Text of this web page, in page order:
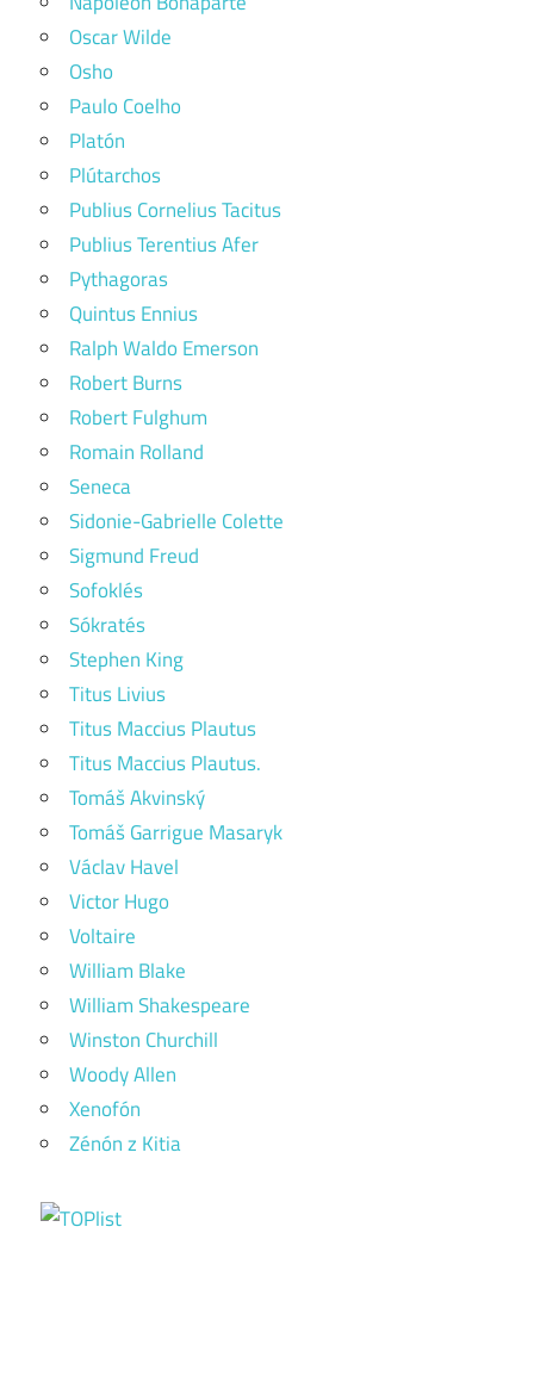
Oscar Wilde
Osho
Paulo Coelho
Platón
Plútarchos
Publius Cornelius Tacitus
Publius Terentius Afer
Pythagoras
Quintus Ennius
Ralph Waldo Emerson
Robert Burns
Robert Fulghum
Romain Rolland
Seneca
Sidonie-Gabrielle Colette
Sigmund Freud
Sofoklés
Sókratés
Stephen King
Titus Livius
Titus Maccius Plautus
Titus Maccius Plautus.
Tomáš Akvinský
Tomáš Garrigue Masaryk
Václav Havel
Victor Hugo
Voltaire
William Blake
William Shakespeare
Winston Churchill
Woody Allen
Xenofón
Zénón z Kitia